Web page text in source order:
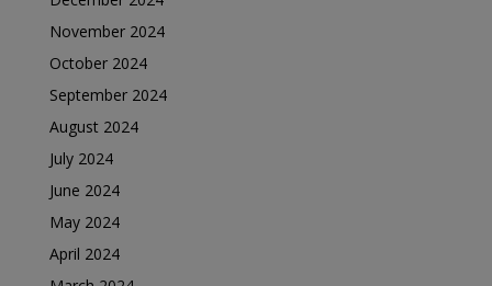
November 2024
October 2024
September 2024
August 2024
July 2024
June 2024
May 2024
April 2024